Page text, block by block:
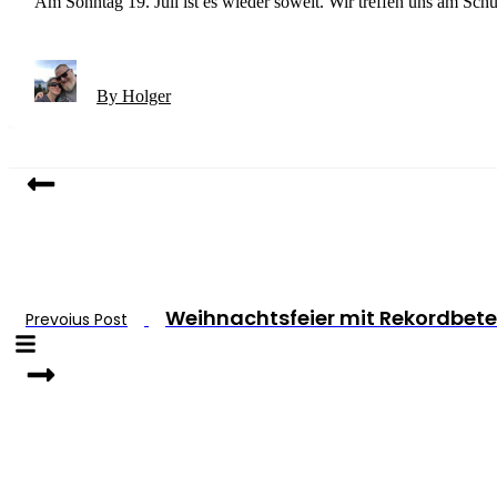
By Holger
Prevoius Post Weihnachtsfeier mit